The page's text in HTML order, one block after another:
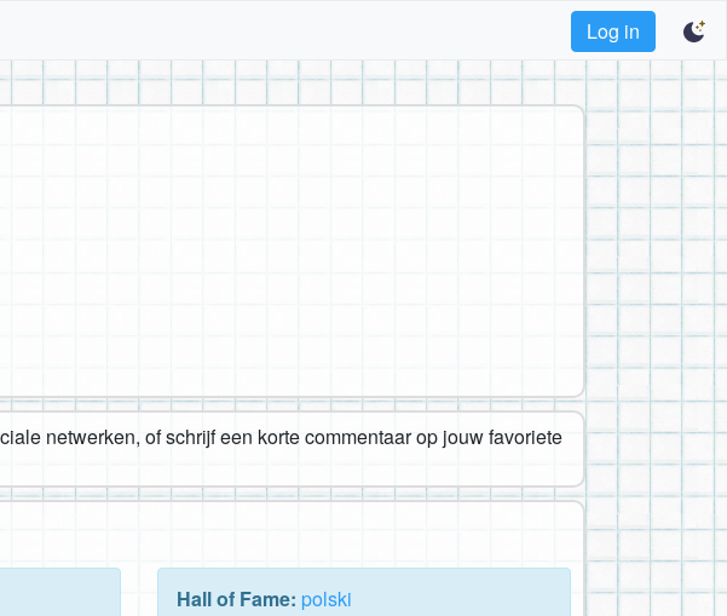
Log in
netwerken, of schrijf een korte commentaar op jouw favoriete
Hall of Fame: polski